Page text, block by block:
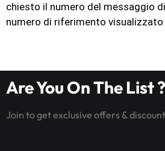
chiesto il numero del messaggio
numero di riferimento visualizzato
Are You On The List ?
Join to get exclusive offers &